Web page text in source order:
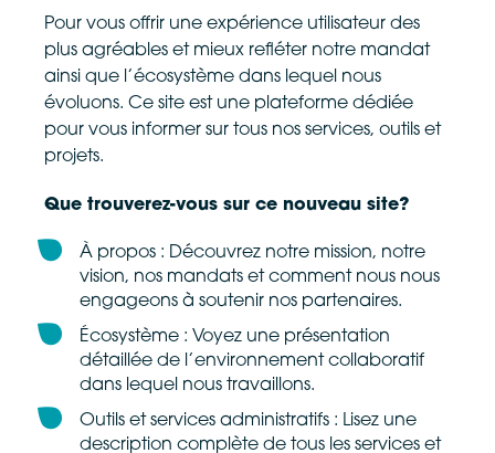
Pour vous offrir une expérience utilisateur des
plus agréables et mieux refléter notre mandat
ainsi que l’écosystème dans lequel nous
évoluons. Ce site est une plateforme dédiée
pour vous informer sur tous nos services, outils et
projets.
Que trouverez-vous sur ce nouveau site?
À propos : Découvrez notre mission, notre
vision, nos mandats et comment nous nous
engageons à soutenir nos partenaires.
Écosystème : Voyez une présentation
détaillée de l’environnement collaboratif
dans lequel nous travaillons.
Outils et services administratifs : Lisez une
description complète de tous les services et